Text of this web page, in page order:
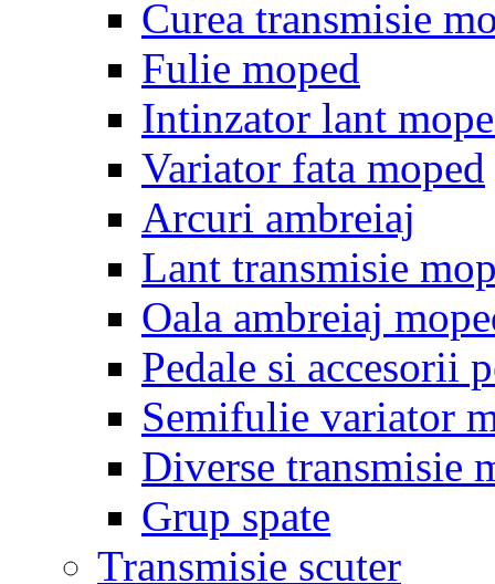
Curea transmisie
Fulie moped
Intinzator lant
Variator fata moped
Arcuri ambreiaj
Lant transmisie
Oala ambreiaj
Pedale si accesorii
Semifulie variator
Diverse transmisie
Grup spate
Transmisie scuter